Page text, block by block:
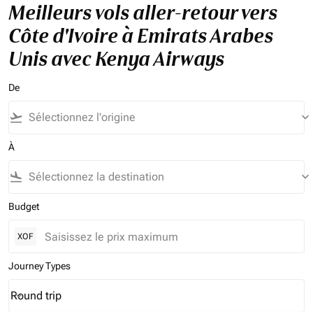
Meilleurs vols aller-retour vers
Côte d'Ivoire à Emirats Arabes
Unis avec Kenya Airways
De
flight_takeoff keyboard_arrow_down
À
flight_land keyboard_arrow_down
Budget
XOF
Journey Types
Journey Types option Round trip Selected
Round trip
keyboard_arrow_down